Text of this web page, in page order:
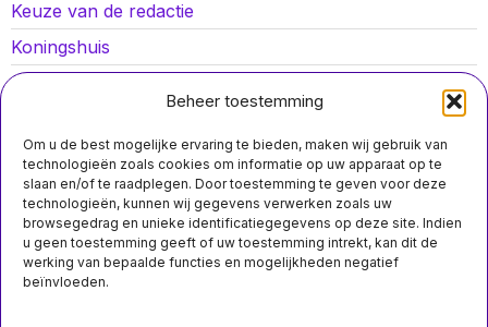
Beheer toestemming
Om u de best mogelijke ervaring te bieden, maken wij gebruik van
technologieën zoals cookies om informatie op uw apparaat op te
slaan en/of te raadplegen. Door toestemming te geven voor deze
technologieën, kunnen wij gegevens verwerken zoals uw
browsegedrag en unieke identificatiegegevens op deze site. Indien
u geen toestemming geeft of uw toestemming intrekt, kan dit de
werking van bepaalde functies en mogelijkheden negatief
beïnvloeden.
Keuze van de redactie
Koningshuis
Lokaal nieuws
Opinies
Politiek
Sport
MIS HET NIET